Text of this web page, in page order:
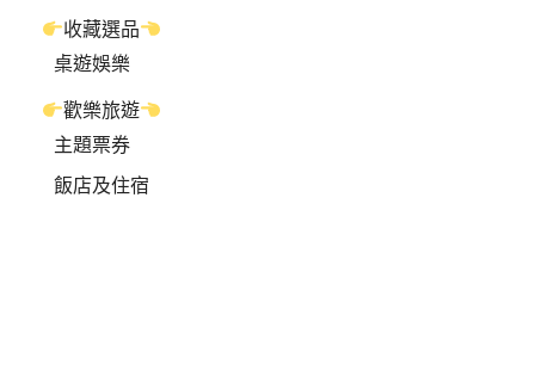
收藏選品
桌遊娛樂
歡樂旅遊
主題票券
飯店及住宿